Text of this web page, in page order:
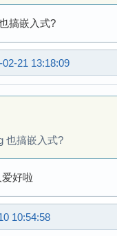
搞嵌入式?
02-21 13:18:09
也搞嵌入式?
好啦
10:54:58